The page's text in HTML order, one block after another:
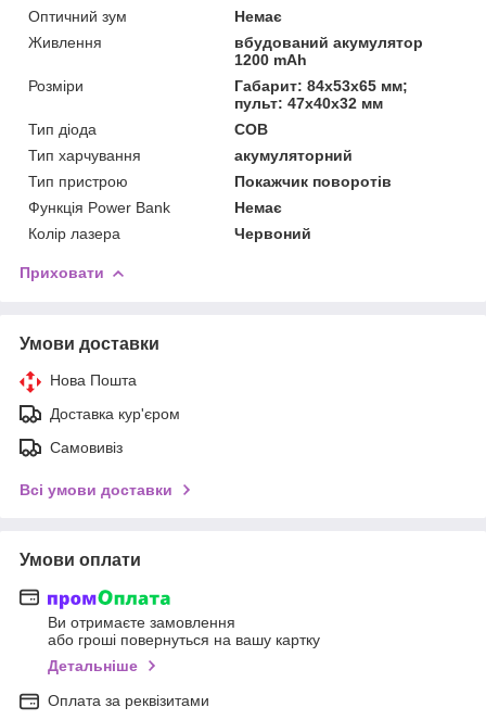
Оптичний зум
Немає
Живлення
вбудований акумулятор
1200 mAh
Розміри
Габарит: 84х53х65 мм;
пульт: 47х40х32 мм
Тип діода
COB
Тип харчування
акумуляторний
Тип пристрою
Покажчик поворотів
Функція Power Bank
Немає
Колір лазера
Червоний
Приховати
Умови доставки
Нова Пошта
Доставка кур'єром
Самовивіз
Всі умови доставки
Умови оплати
Ви отримаєте замовлення
або гроші повернуться на вашу картку
Детальніше
Оплата за реквізитами